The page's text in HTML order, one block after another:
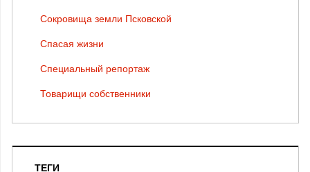
Сокровища земли Псковской
Спасая жизни
Специальный репортаж
Товарищи собственники
ТЕГИ